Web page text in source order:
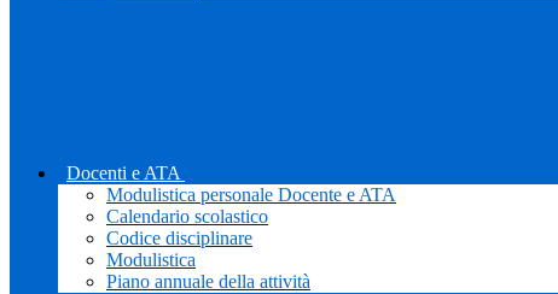
Docenti e ATA
Modulistica personale Docente e ATA
Calendario scolastico
Codice disciplinare
Modulistica
Piano annuale della attività